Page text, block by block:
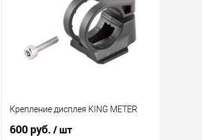
Крепление дисплея KING METER
600 руб. / шт